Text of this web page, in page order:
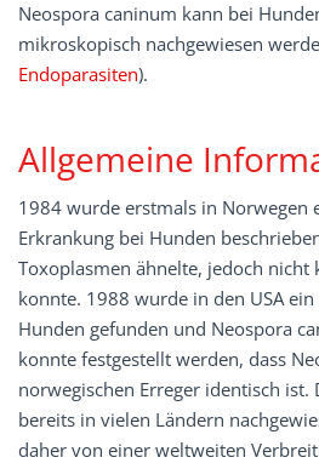
Neospora caninum kann bei
mikroskopisch nachgewiesen
Endoparasiten).
Allgemeine
1984 wurde erstmals in Norwegen
Erkrankung bei Hunden
Toxoplasmen ähnelte, jedoch nicht
konnte. 1988 wurde in den USA
Hunden gefunden und Neospora
konnte festgestellt werden, dass
norwegischen Erreger identisch ist.
bereits in vielen Ländern
daher von einer weltweiten